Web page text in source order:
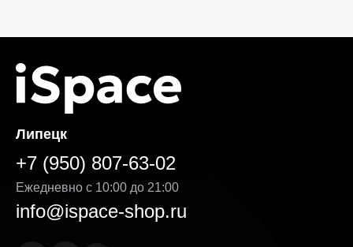
Липецк
+7 (950) 807-63-02
Ежедневно с 10:00 до 21:00
info@ispace-shop.ru